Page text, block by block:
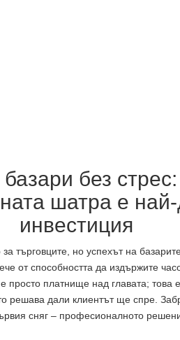
без
шатра е
инвестиция
търговците, но успехът на
от способността да издържите
просто платнище над главата;
решава дали клиентът ще спре.
сняг – професионалното